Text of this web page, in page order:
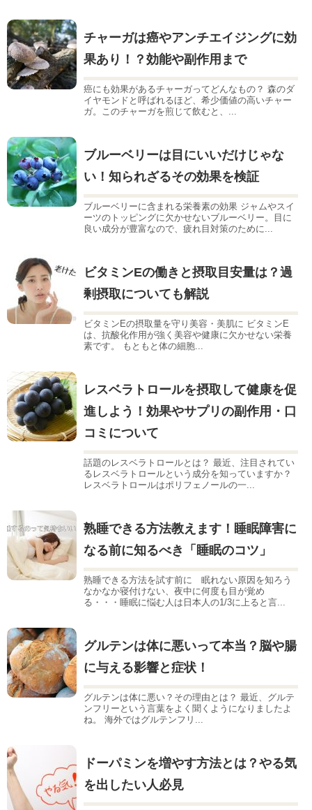
チャーガは癌やアンチエイジングに効
果あり！？効能や副作用まで
癌にも効果があるチャーガってどんなもの？ 森のダ
イヤモンドと呼ばれるほど、希少価値の高いチャー
ガ。このチャーガを煎じて飲むと、...
ブルーベリーは目にいいだけじゃな
い！知られざるその効果を検証
ブルーベリーに含まれる栄養素の効果 ジャムやスイ
ーツのトッピングに欠かせないブルーベリー。目に
良い成分が豊富なので、疲れ目対策のために...
ビタミンEの働きと摂取目安量は？過
剰摂取についても解説
ビタミンEの摂取量を守り美容・美肌に ビタミンE
は、抗酸化作用が強く美容や健康に欠かせない栄養
素です。 もともと体の細胞...
レスベラトロールを摂取して健康を促
進しよう！効果やサプリの副作用・口
コミについて
話題のレスベラトロールとは？ 最近、注目されてい
るレスベラトロールという成分を知っていますか？
レスベラトロールはポリフェノールの一...
熟睡できる方法教えます！睡眠障害に
なる前に知るべき「睡眠のコツ」
熟睡できる方法を試す前に 眠れない原因を知ろう
なかなか寝付けない、夜中に何度も目が覚め
る・・・睡眠に悩む人は日本人の1/3に上ると言...
グルテンは体に悪いって本当？脳や腸
に与える影響と症状！
グルテンは体に悪い？その理由とは？ 最近、グルテ
ンフリーという言葉をよく聞くようになりましたよ
ね。 海外ではグルテンフリ...
ドーパミンを増やす方法とは？やる気
を出したい人必見